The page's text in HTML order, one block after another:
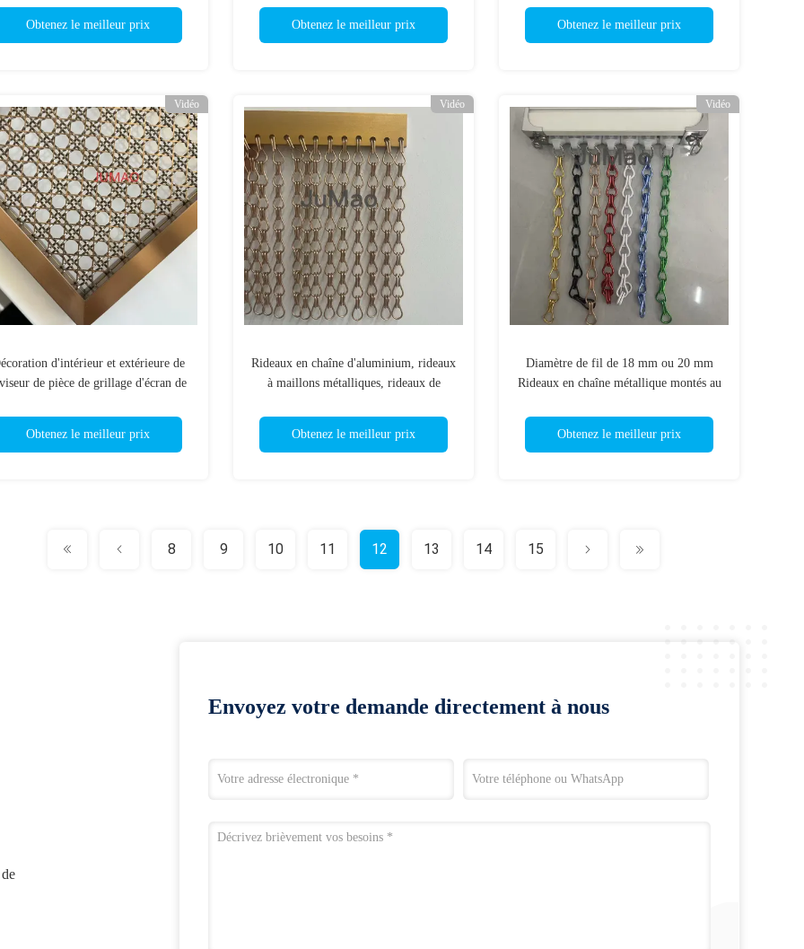
Obtenez le meilleur prix Obtenez le meilleur prix
Obtenez le meilleur prix
Vidéo
d'intérieur et extérieure de
de pièce de grillage d'écran de
Obtenez le meilleur prix
Vidéo
Rideaux en chaîne d'aluminium, rideaux
à maillons métalliques, rideaux de
pour espaces industriels et commerciaux
Obtenez le meilleur prix
Vidéo
Diamètre de fil de 18 mm ou 20 mm
Rideaux en chaîne métallique montés au
Obtenez le meilleur prix
8 9 10 11 12 13 14 15
Envoyez votre demande directement à nous